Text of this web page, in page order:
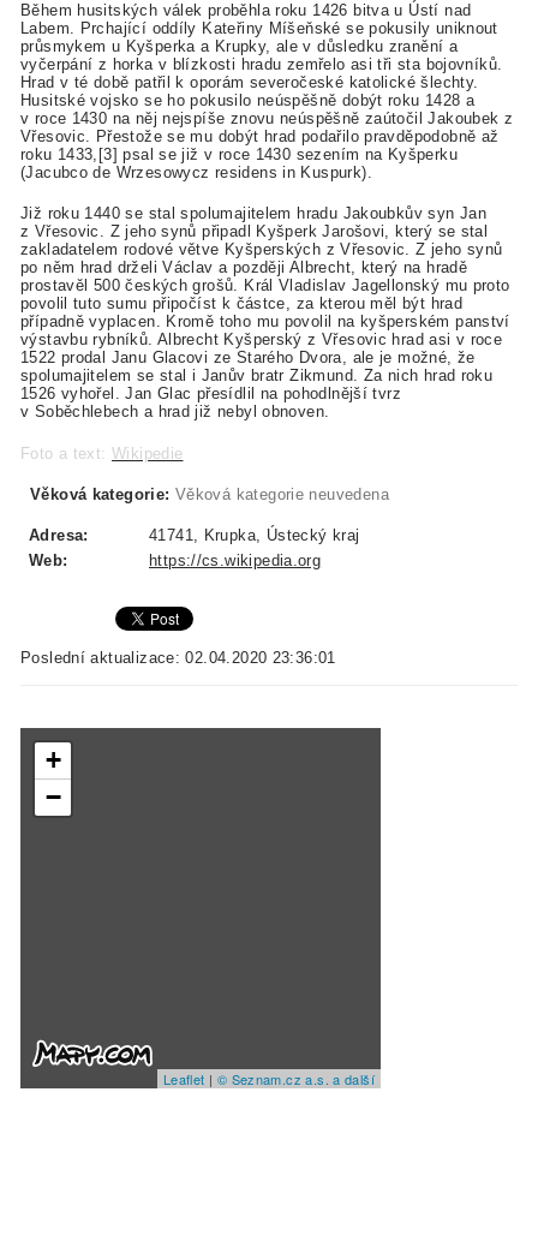
Během husitských válek proběhla roku 1426 bitva u Ústí nad
Labem. Prchající oddíly Kateřiny Míšeňské se pokusily uniknout
průsmykem u Kyšperka a Krupky, ale v důsledku zranění a
vyčerpání z horka v blízkosti hradu zemřelo asi tři sta bojovníků.
Hrad v té době patřil k oporám severočeské katolické šlechty.
Husitské vojsko se ho pokusilo neúspěšně dobýt roku 1428 a
v roce 1430 na něj nejspíše znovu neúspěšně zaútočil Jakoubek z
Vřesovic. Přestože se mu dobýt hrad podařilo pravděpodobně až
roku 1433,[3] psal se již v roce 1430 sezením na Kyšperku
(Jacubco de Wrzesowycz residens in Kuspurk).
Již roku 1440 se stal spolumajitelem hradu Jakoubkův syn Jan
z Vřesovic. Z jeho synů připadl Kyšperk Jarošovi, který se stal
zakladatelem rodové větve Kyšperských z Vřesovic. Z jeho synů
po něm hrad drželi Václav a později Albrecht, který na hradě
prostavěl 500 českých grošů. Král Vladislav Jagellonský mu proto
povolil tuto sumu připočíst k částce, za kterou měl být hrad
případně vyplacen. Kromě toho mu povolil na kyšperském panství
výstavbu rybníků. Albrecht Kyšperský z Vřesovic hrad asi v roce
1522 prodal Janu Glacovi ze Starého Dvora, ale je možné, že
spolumajitelem se stal i Janův bratr Zikmund. Za nich hrad roku
1526 vyhořel. Jan Glac přesídlil na pohodlnější tvrz
v Soběchlebech a hrad již nebyl obnoven.
Foto a text: Wikipedie
Věková kategorie: Věková kategorie neuvedena
Adresa:
41741, Krupka, Ústecký kraj
Web:
https://cs.wikipedia.org
Poslední aktualizace: 02.04.2020 23:36:01
+
−
Leaflet | © Seznam.cz a.s. a další